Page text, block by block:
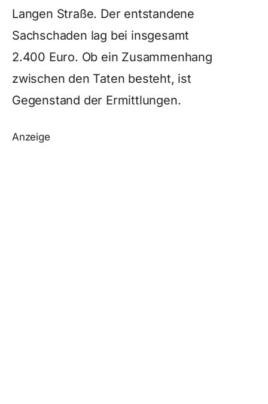
Langen Straße. Der entstandene
Sachschaden lag bei insgesamt
2.400 Euro. Ob ein Zusammenhang
zwischen den Taten besteht, ist
Gegenstand der Ermittlungen.
Anzeige